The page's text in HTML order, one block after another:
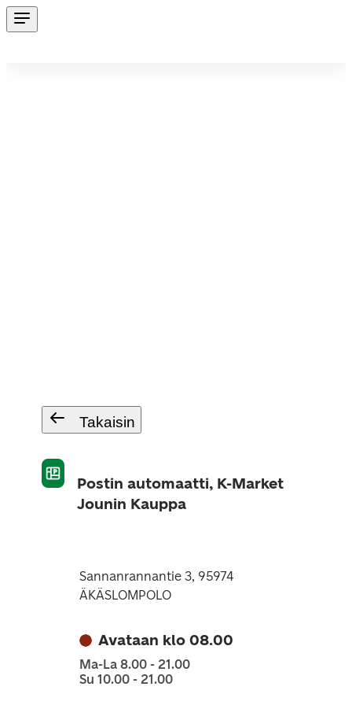
Takaisin
Postin automaatti, K-Market
Jounin Kauppa
Sannanrannantie 3, 95974
ÄKÄSLOMPOLO
Avataan klo 08.00
Ma-La 8.00 - 21.00
Su 10.00 - 21.00